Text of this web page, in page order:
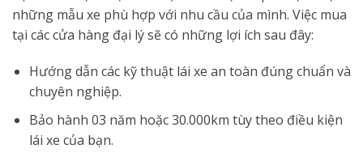
những mẫu xe phù hợp với nhu cầu của mình. Việc mua
tại các cửa hàng đại lý sẽ có những lợi ích sau đây:
Hướng dẫn các kỹ thuật lái xe an toàn đúng chuẩn và
chuyên nghiệp.
Bảo hành 03 năm hoặc 30.000km tùy theo điều kiện
lái xe của bạn.